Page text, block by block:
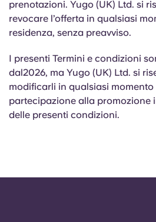
prenotazioni. Yugo (UK) Ltd. si
revocare l’offerta in qualsiasi
residenza, senza preavviso.
I presenti Termini e condizioni
dal2026, ma Yugo (UK) Ltd. si
modificarli in qualsiasi momento
partecipazione alla promozione
delle presenti condizioni.